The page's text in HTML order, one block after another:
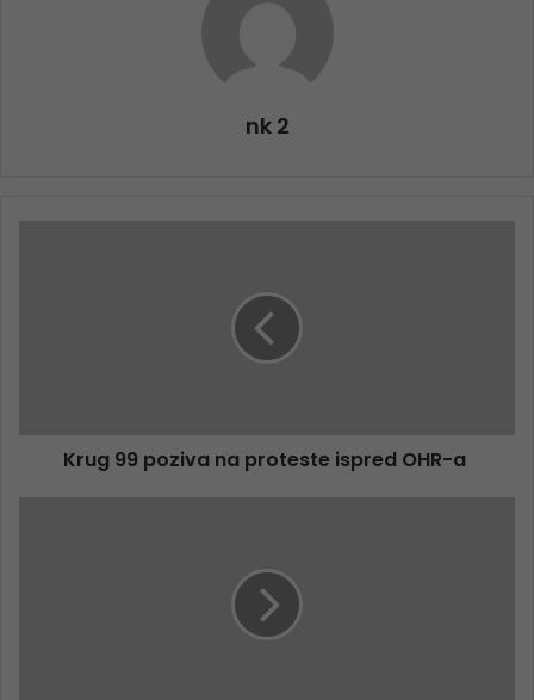
nk 2
Krug 99 poziva na proteste ispred OHR-a